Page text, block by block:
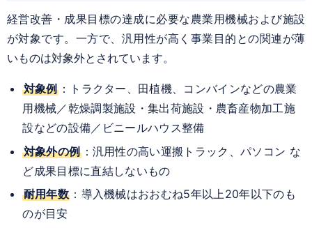
経営改善・成果目標の達成に必要な農業用機械および施設
が対象です。一方で、汎用性が高く事業目的との関連が薄
いものは対象外とされています。
対象例：トラクター、田植機、コンバインなどの農業
用機械／乾燥調製施設・集出荷施設・農畜産物加工施
設などの設備／ビニールハウス整備
対象外の例：汎用性の高い運搬トラック、パソコン な
ど成果目標に直結しないもの
耐用年数 ：導入機械はおおむね5年以上20年以下のも
のが目安